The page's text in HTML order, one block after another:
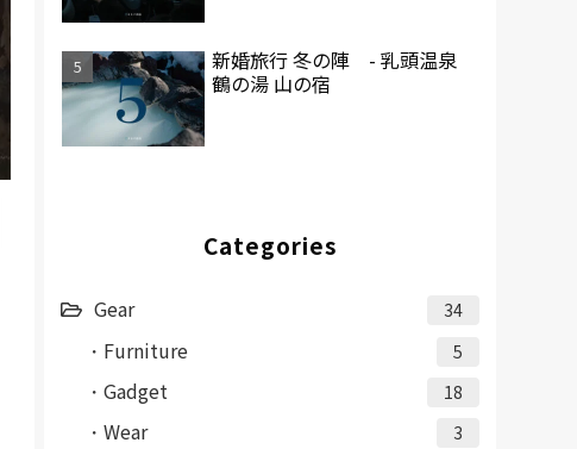
新婚旅行 冬の陣 - 乳頭温泉
鶴の湯 山の宿
Categories
Gear 34
Furniture 5
Gadget 18
Wear 3